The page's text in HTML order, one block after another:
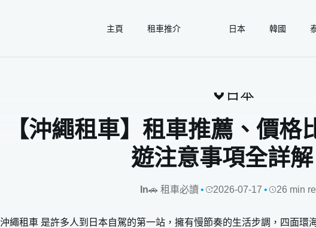
主頁 租車推介 日本 韓國
全球租車好伙伴 | gogoout 自駕旅遊日誌 🚗 租車必睇
日本
【沖繩租車】租車推薦、價格
遊注意事項全詳解
In🚗 租車必讀 2026-07-17 26 min
沖繩租車 是許多人到日本自駕的第一站，擁有慢節奏的生活步調，四面環